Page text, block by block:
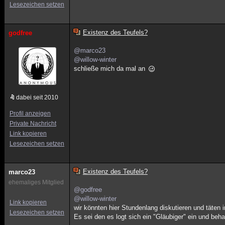
Lesezeichen setzen
godfree
dabei seit 2010
Profil anzeigen
Private Nachricht
Link kopieren
Lesezeichen setzen
Existenz des Teufels?
@marco23
@willow-winter
schließe mich da mal an
marco23
ehemaliges Mitglied
Link kopieren
Lesezeichen setzen
Existenz des Teufels?
@godfree
@willow-winter
wir könnten hier Stundenlang diskutieren und
Es sei den es logt sich ein "Gläubiger" ein und